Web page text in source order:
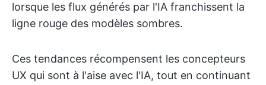
lorsque les flux générés par l'IA franchissent la
ligne rouge des modèles sombres.
Ces tendances récompensent les concepteurs
UX qui sont à l'aise avec l'IA, tout en continuant